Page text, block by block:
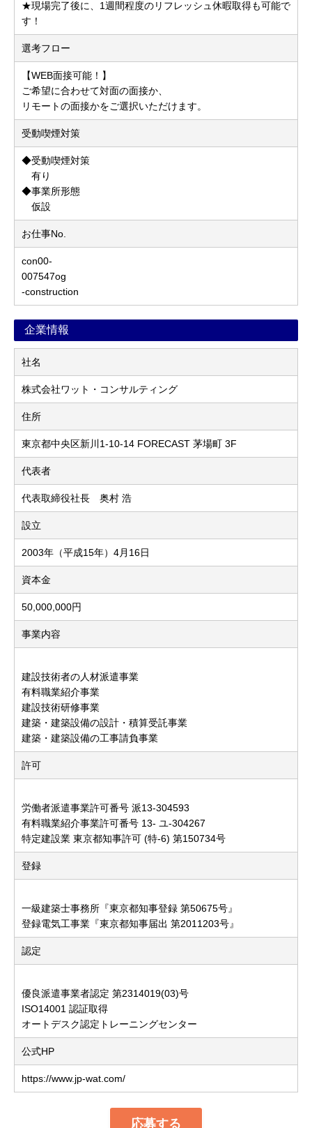
★現場完了後に、1週間程度のリフレッシュ休暇取得も可能で
す！
選考フロー
【WEB面接可能！】
ご希望に合わせて対面の面接か、
リモートの面接かをご選択いただけます。
受動喫煙対策
◆受動喫煙対策
有り
◆事業所形態
仮設
お仕事No.
con00-
007547og
-construction
企業情報
社名
株式会社ワット・コンサルティング
住所
東京都中央区新川1-10-14 FORECAST 茅場町 3F
代表者
代表取締役社長 奥村 浩
設立
2003年（平成15年）4月16日
資本金
50,000,000円
事業内容
建設技術者の人材派遣事業
有料職業紹介事業
建設技術研修事業
建築・建築設備の設計・積算受託事業
建築・建築設備の工事請負事業
許可
労働者派遣事業許可番号 派13-304593
有料職業紹介事業許可番号 13- ユ-304267
特定建設業 東京都知事許可 (特-6) 第150734号
登録
一級建築士事務所『東京都知事登録 第50675号』
登録電気工事業『東京都知事届出 第2011203号』
認定
優良派遣事業者認定 第2314019(03)号
ISO14001 認証取得
オートデスク認定トレーニングセンター
公式HP
https://www.jp-wat.com/
応募する